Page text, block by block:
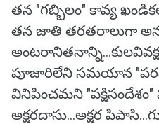
తన "గబ్బిలం" కావ్య
తన జాతి తరతరాలుగా
పూజారిలేని సమయాన
వినిపించమని "పక్షిసందేశం"
అక్షరదాసు...అక్షర